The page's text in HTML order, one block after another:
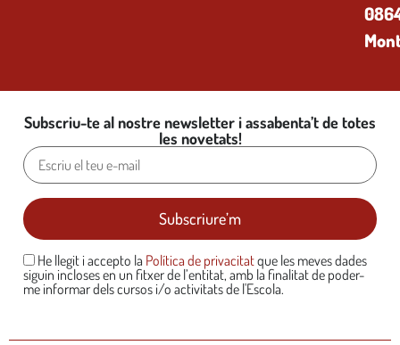
Subscriu-te al nostre newsletter i assabenta’t de totes
les novetats!
He llegit i accepto la Política de privacitatque les meves dades
siguin incloses en un fitxer de l’entitat, amb la finalitat de poder-
me informar dels cursos i/o activitats de l'Escola.